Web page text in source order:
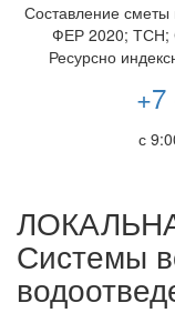
Составление
ФЕР 2020;
Ресурсно
+7
с
Системы